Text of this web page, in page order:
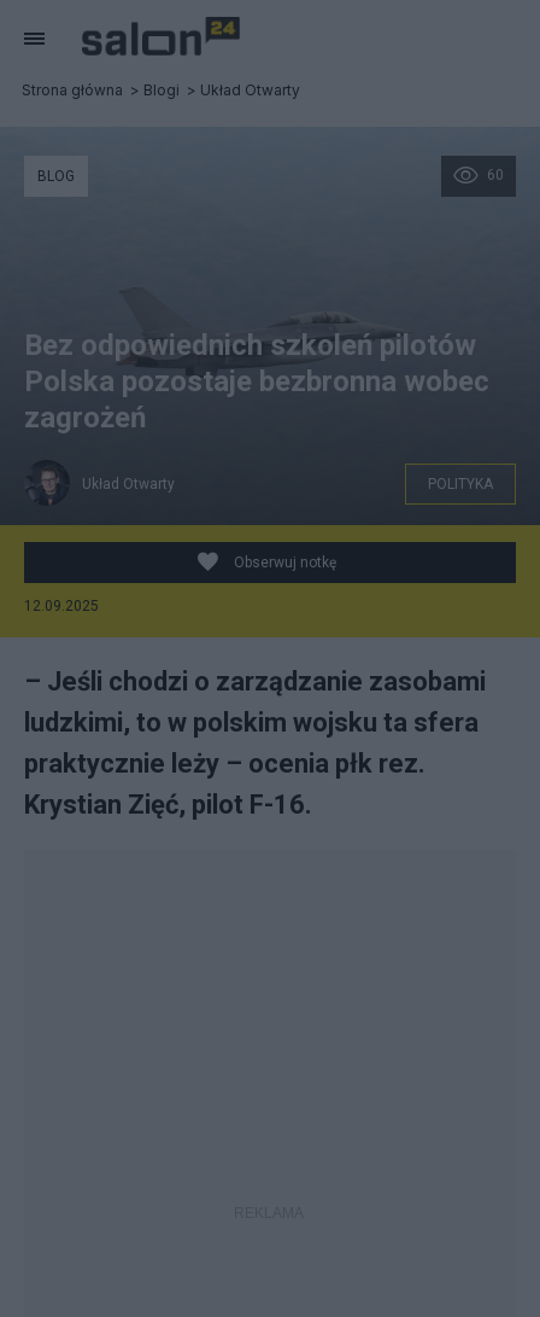
Strona główna Blogi Układ Otwarty
60
BLOG
Bez odpowiednich szkoleń pilotów
Polska pozostaje bezbronna wobec
zagrożeń
Układ Otwarty POLITYKA
Obserwuj notkę
12.09.2025
– Jeśli chodzi o zarządzanie zasobami
ludzkimi, to w polskim wojsku ta sfera
praktycznie leży – ocenia płk rez.
Krystian Zięć, pilot F-16.